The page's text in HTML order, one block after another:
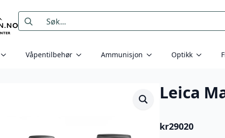
Search
for:
Våpentilbehør Ammunisjon Optikk
Leica
kr29020